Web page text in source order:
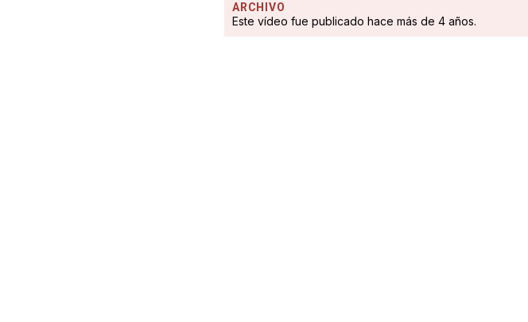
ARCHIVO
Este vídeo fue publicado hace más de 4 años.